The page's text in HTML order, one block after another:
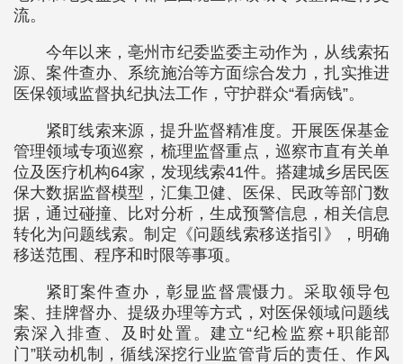
流。
今年以来，亳州市纪委监委主动作为，从线索拓
源、案件查办、系统施治等方面综合发力，扎实推进
医保领域监督执纪执法工作，守护群众“看病钱”。
紧盯线索来源，提升监督精准度。开展医保基金
管理领域专项巡察，梳理监督重点，巡察市直有关单
位及医疗机构64家，发现线索41件。搭建城乡居民医
保大数据监督模型，汇集卫健、医保、民政等部门数
据，通过碰撞、比对分析，生成预警信息，相关信息
转化为问题线索。制定《问题线索移送指引》，明确
移送范围、程序和时限等事项。
紧盯案件查办，彰显监督震慑力。采取领导包
案、挂牌督办、提级办理等方式，对医保领域问题线
索深入排查、及时处置。建立“纪检监察+职能部
门”联动机制，循线深挖行业监管背后的责任、作风